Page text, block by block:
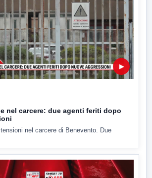
▶
nel carcere: due agenti feriti dopo
nel carcere di Benevento. Due